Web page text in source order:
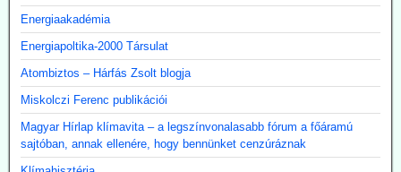
Energiaakadémia
Energiapoltika-2000 Társulat
Atombiztos – Hárfás Zsolt blogja
Miskolczi Ferenc publikációi
Magyar Hírlap klímavita – a legszínvonalasabb fórum a főáramú
sajtóban, annak ellenére, hogy bennünket cenzúráznak